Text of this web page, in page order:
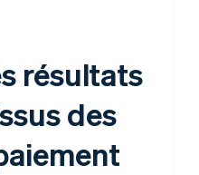
résultats
des